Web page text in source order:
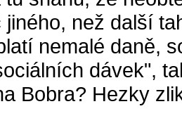
jiného, než další
nemalé daně,
dávek",
Bobra? Hezky